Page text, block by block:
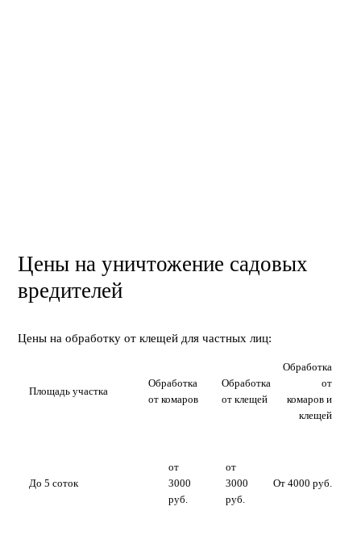
Цены на уничтожение садовых
вредителей
Цены на обработку от клещей для частных лиц:
Площадь участка
Обработка
от комаров
Обработка
от клещей
Обработка
от
комаров и
клещей
До 5 соток
от
3000
руб.
от
3000
руб.
От 4000 руб.